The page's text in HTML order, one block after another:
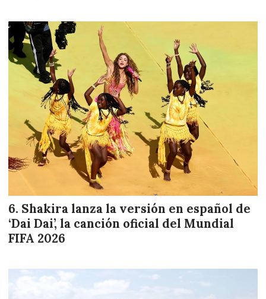
Shakira lanza la versión en español de
‘Dai Dai’, la canción oficial del Mundial
FIFA 2026